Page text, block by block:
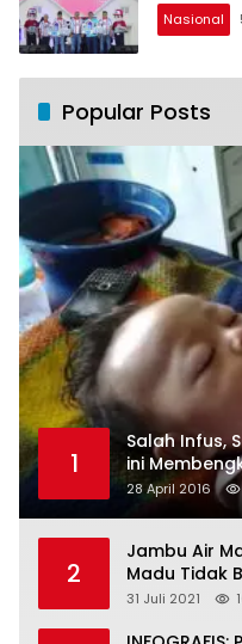
Nasional
Popular Posts
1
Salah Infus,
ini
28 April 2016
2
Jambu Air
Madu Tidak
31 Juli 2021